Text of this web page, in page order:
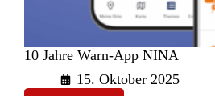
10 Jahre Warn-App NINA
15. Oktober 2025